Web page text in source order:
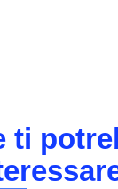
ti